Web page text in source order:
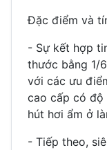
Đặc điểm và
- Sự kết hợp
thước bằng 1/
với các ưu
cao cấp có độ
hút hơi ẩm ở
- Tiếp theo,